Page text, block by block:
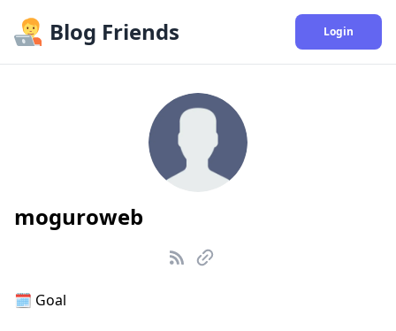
Blog Friends Login
moguroweb
🗓️ Goal